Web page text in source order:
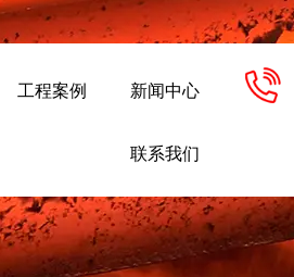
工程案例 新闻中心
联系我们